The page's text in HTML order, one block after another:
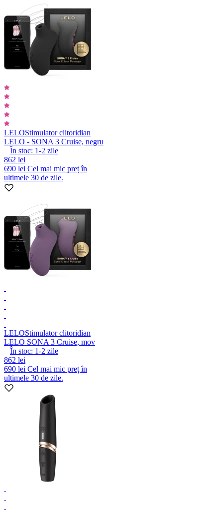
LELOStimulator clitoridian
LELO - SONA 3 Cruise, negru
În stoc: 1-2 zile
862 lei
690 lei Cel mai mic preț în
ultimele 30 de zile.
LELOStimulator clitoridian
LELO SONA 3 Cruise, mov
În stoc: 1-2 zile
862 lei
690 lei Cel mai mic preț în
ultimele 30 de zile.